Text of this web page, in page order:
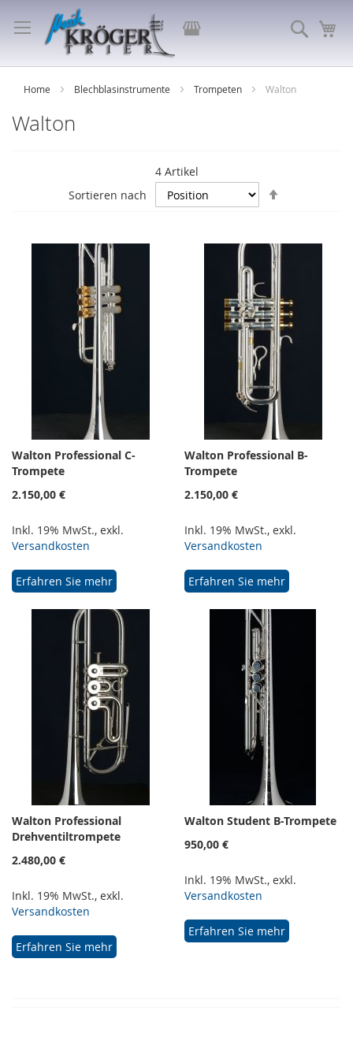
zum
Inhalt
Store
auswählen
Suche
Home Blechblasinstrumente Trompeten Walton
Walton
4Artikel
Sortieren nach
Walton Professional C-
Trompete
2.150,00 €
Inkl. 19% MwSt., exkl.
Versandkosten
Erfahren Sie mehr
Walton Professional B-
Trompete
2.150,00 €
Inkl. 19% MwSt., exkl.
Versandkosten
Erfahren Sie mehr
Walton Professional
Drehventiltrompete
2.480,00 €
Inkl. 19% MwSt., exkl.
Versandkosten
Erfahren Sie mehr
Walton Student B-Trompete
950,00 €
Inkl. 19% MwSt., exkl.
Versandkosten
Erfahren Sie mehr